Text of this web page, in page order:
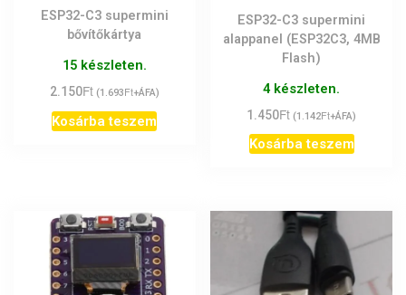
ESP32-C3 supermini
bővítőkártya
15 készleten.
2.150Ft (1.693Ft+ÁFA)
Kosárba teszem
ESP32-C3 supermini
alappanel (ESP32C3, 4MB
Flash)
4 készleten.
1.450Ft (1.142Ft+ÁFA)
Kosárba teszem